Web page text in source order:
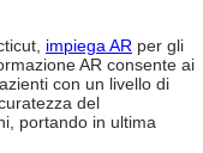
impiega AR per gli
AR consente ai
con un livello di
del
portando in ultima